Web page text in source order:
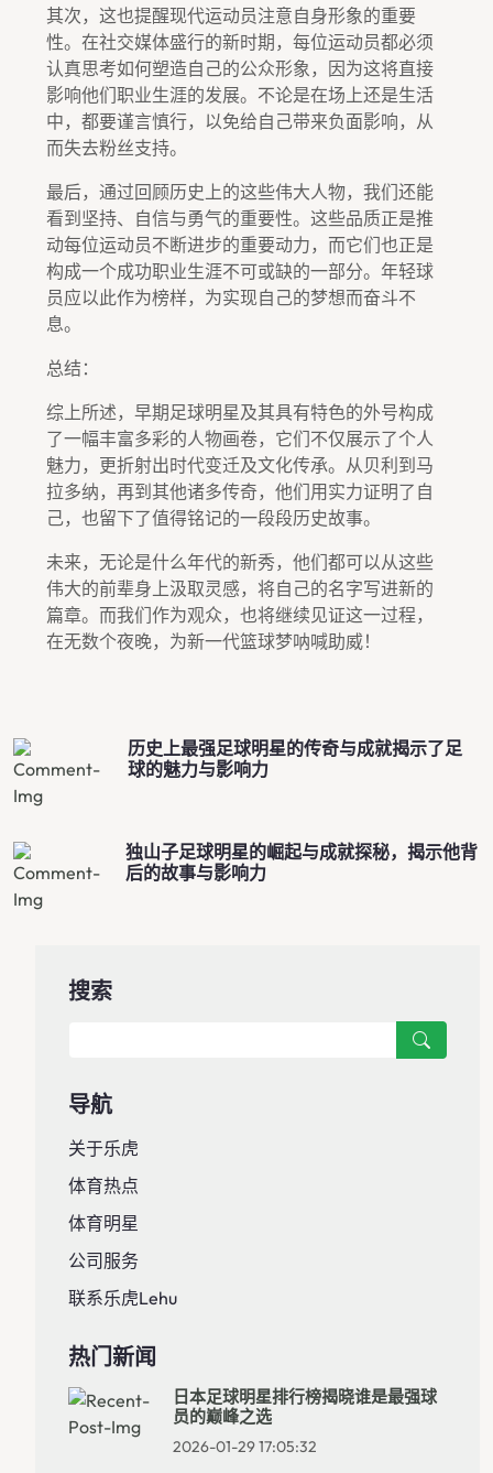
其次，这也提醒现代运动员注意自身形象的重要
性。在社交媒体盛行的新时期，每位运动员都必须
认真思考如何塑造自己的公众形象，因为这将直接
影响他们职业生涯的发展。不论是在场上还是生活
中，都要谨言慎行，以免给自己带来负面影响，从
而失去粉丝支持。
最后，通过回顾历史上的这些伟大人物，我们还能
看到坚持、自信与勇气的重要性。这些品质正是推
动每位运动员不断进步的重要动力，而它们也正是
构成一个成功职业生涯不可或缺的一部分。年轻球
员应以此作为榜样，为实现自己的梦想而奋斗不
息。
总结：
综上所述，早期足球明星及其具有特色的外号构成
了一幅丰富多彩的人物画卷，它们不仅展示了个人
魅力，更折射出时代变迁及文化传承。从贝利到马
拉多纳，再到其他诸多传奇，他们用实力证明了自
己，也留下了值得铭记的一段段历史故事。
未来，无论是什么年代的新秀，他们都可以从这些
伟大的前辈身上汲取灵感，将自己的名字写进新的
篇章。而我们作为观众，也将继续见证这一过程，
在无数个夜晚，为新一代篮球梦呐喊助威！
历史上最强足球明星的传奇与成就揭示了足
球的魅力与影响力
独山子足球明星的崛起与成就探秘，揭示他背
后的故事与影响力
搜索
导航
关于乐虎
体育热点
体育明星
公司服务
联系乐虎lehu
热门新闻
日本足球明星排行榜揭晓谁是最强球
员的巅峰之选
2026-01-29 17:05:32